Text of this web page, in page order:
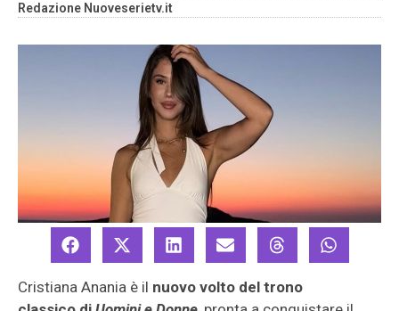
Redazione Nuoveserietv.it
Cristiana Anania è il nuovo volto del trono